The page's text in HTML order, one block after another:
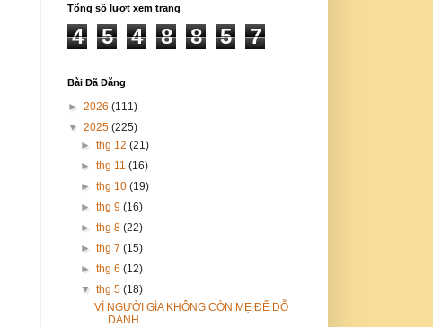
Tổng số lượt xem trang
4 5 4 8 8 5 7
Bài Đã Đăng
► 2026 (111)
▼ 2025 (225)
►thg 12(21)
►thg 11(16)
►thg 10(19)
►thg 9(16)
►thg 8(22)
►thg 7(15)
►thg 6(12)
▼thg 5(18)
VÌ NGƯỜI GÌA KHÔNG CÒN MẸ ĐỂ DỖ
DÀNH...